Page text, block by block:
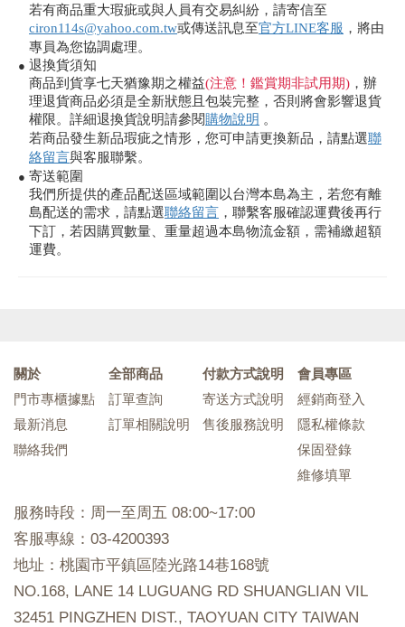
若有商品重大瑕疵或與人員有交易糾紛，請寄信至
ciron114s@yahoo.com.tw或傳送訊息至官方LINE客服 ，將由
專員為您協調處理。
● 退換貨須知
商品到貨享七天猶豫期之權益(注意！鑑賞期非試用期) ，辦
理退貨商品必須是全新狀態且包裝完整，否則將會影響退貨
權限。詳細退換貨說明請參閱購物說明 。
若商品發生新品瑕疵之情形，您可申請更換新品，請點選聯
絡留言與客服聯繫。
● 寄送範圍
我們所提供的產品配送區域範圍以台灣本島為主，若您有離
島配送的需求，請點選聯絡留言 ，聯繫客服確認運費後再行
下訂，若因購買數量、重量超過本島物流金額，需補繳超額
運費。
關於
門市專櫃據點
最新消息
聯絡我們
全部商品
訂單查詢
訂單相關說明
付款方式說明
寄送方式說明
售後服務說明
會員專區
經銷商登入
隱私權條款
保固登錄
維修填單
服務時段：周一至周五 08:00~17:00
客服專線：03-4200393
地址：桃園市平鎮區陸光路14巷168號
NO.168, LANE 14 LUGUANG RD SHUANGLIAN VIL
32451 PINGZHEN DIST., TAOYUAN CITY TAIWAN